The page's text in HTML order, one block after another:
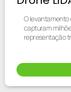
O levantamento
capturam
representação